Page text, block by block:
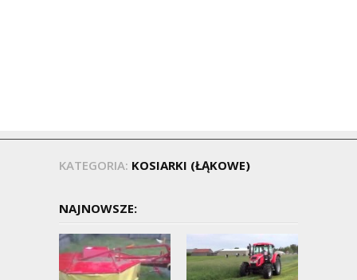
KATEGORIA: KOSIARKI (ŁĄKOWE)
NAJNOWSZE: